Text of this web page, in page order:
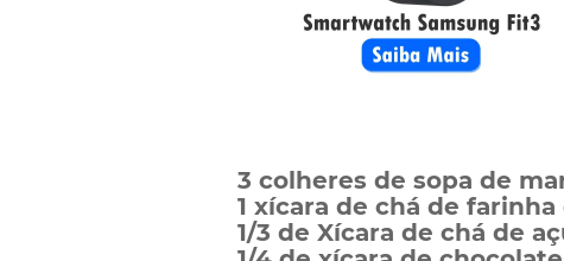
3 colheres de sopa de
1 xícara de chá de
1/3 de Xícara de chá de